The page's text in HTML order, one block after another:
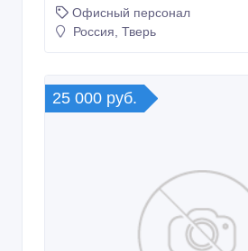
Офисный персонал
Россия, Тверь
25 000 руб.